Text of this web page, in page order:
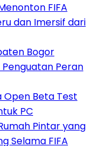
FIFA
dan Imersif dari
Bogor
Peran
Open Beta Test
PC
Pintar yang
Selama FIFA